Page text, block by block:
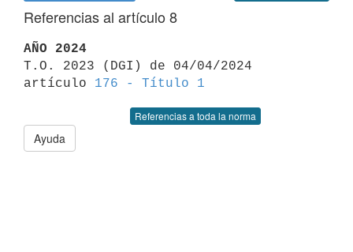
Referencias al artículo 8
AÑO 2024
T.O. 2023 (DGI) de 04/04/2024
artículo 176 - Título 1
Referencias a toda la norma
Ayuda